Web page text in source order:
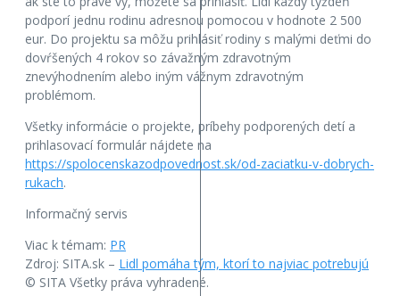
podporí jednu rodinu adresnou pomocou v hodnote 2 500
eur. Do projektu sa môžu prihlásiť rodiny s malými deťmi do
dovŕšených 4 rokov so závažným zdravotným
znevýhodnením alebo iným vážnym zdravotným
problémom.
Všetky informácie o projekte, príbehy podporených detí a
prihlasovací formulár nájdete na
https://spolocenskazodpovednost.sk/od-zaciatku-v-dobrych-
rukach.
Informačný servis
Viac k témam: PR
Zdroj: SITA.sk – Lidl pomáha tým, ktorí to najviac potrebujú
© SITA Všetky práva vyhradené.